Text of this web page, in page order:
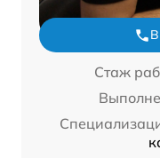
Стаж